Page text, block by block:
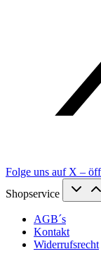
Folge uns auf X –
Shopservice
AGB´s
Kontakt
Widerrufsrecht